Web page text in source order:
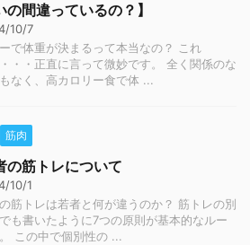
の間違っているの？】
10/7
で体重が決まるって本当なの？ これ
・・正直に言って微妙です。 全く関係のな
なく、高カロリー食で体 ...
筋肉
の筋トレについて
10/1
筋トレは若者と何が違うのか？ 筋トレの別
も書いたように7つの原則が基本的なルー
この中で個別性の ...